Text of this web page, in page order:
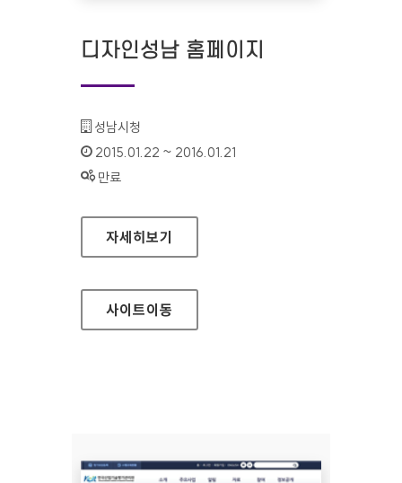
디자인성남 홈페이지
기관명 :
성남시청
인증기간 :
2015.01.22 ~ 2016.01.21
상태 :
만료
디자인성남 홈페이지
자세히보기
사이트이동